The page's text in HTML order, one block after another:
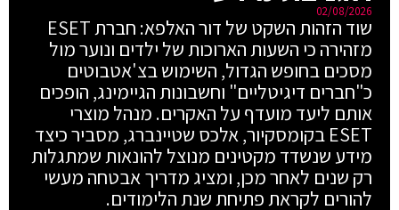
02/08/2026
שוד הזהות השקט של דור האלפא: חברת ESET
מזהירה כי השעות הארוכות של ילדים ונוער מול
מסכים בחופש הגדול, השימוש בצ'אטבוטים
כ"חברים דיגיטליים" וחשבונות הגיימינג, הופכים
אותם ליעד מועדף על האקרים. מנהל מוצרי
ESET בקומסקיור, אלכס שטיינברג, מסביר כיצד
מידע שנשדד מקטינים מנוצל להונאות שמתגלות
רק שנים לאחר מכן, ומציג מדריך אבטחה מעשי
להורים לקראת פתיחת שנת הלימודים.